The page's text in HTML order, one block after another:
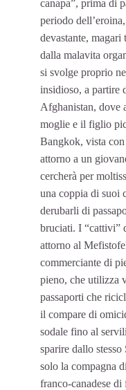
canapa”, prima di
periodo
devastante, magari
dalla malavita
si svolge proprio
insidioso, a partire
Afghanistan, dove
moglie e il figlio
Bangkok, vista
attorno a un
cercherà per
una coppia di suoi
derubarli di
bruciati. I “cattivi”
attorno al
commerciante di
pieno, che utilizza
passaporti che
il compare di
sodale fino al
sparire dallo
solo la compagna
franco-canadese